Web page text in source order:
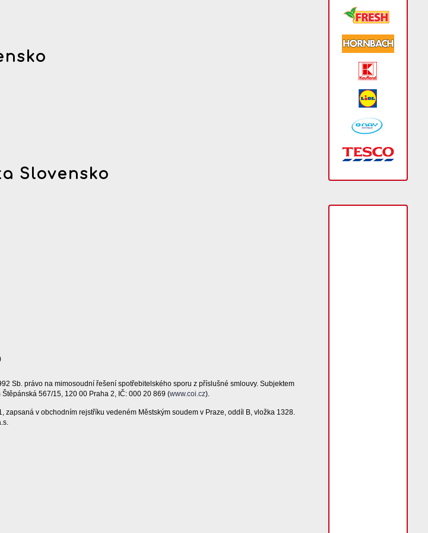
Slovensko
Sb. právo na mimosoudní řešení spotřebitelského sporu z příslušné smlouvy. Subjektem
567/15, 120 00 Praha 2, IČ: 000 20 869 (www.coi.cz).
v obchodním rejstříku vedeném Městským soudem v Praze, oddíl B, vložka 1328.